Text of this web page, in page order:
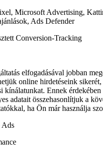
Microsoft Advertising,
Ads Defender
Conversion-Tracking
elfogadásával jobban
online hirdetéseink
kínálatunkat. Ennek
adatait összehasonlítjuk a
ha Ön már használja
Ads